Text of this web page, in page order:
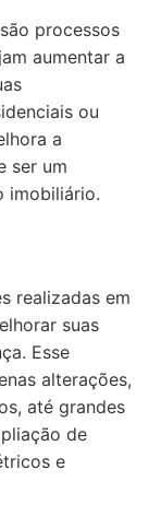
processos
aumentar a
ou
a
ser um
imobiliário.
realizadas em
suas
Esse
alterações,
até grandes
de
e